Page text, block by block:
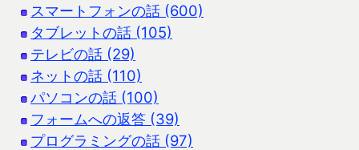
スマートフォンの話 (600)
タブレットの話 (105)
テレビの話 (29)
ネットの話 (110)
パソコンの話 (100)
フォームへの返答 (39)
プログラミングの話 (97)